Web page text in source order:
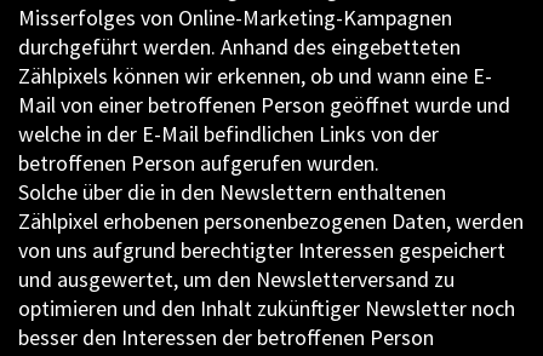
Misserfolges von Online-Marketing-Kampagnen
durchgeführt werden. Anhand des eingebetteten
Zählpixels können wir erkennen, ob und wann eine E-
Mail von einer betroffenen Person geöffnet wurde und
welche in der E-Mail befindlichen Links von der
betroffenen Person aufgerufen wurden.
Solche über die in den Newslettern enthaltenen
Zählpixel erhobenen personenbezogenen Daten, werden
von uns aufgrund berechtigter Interessen gespeichert
und ausgewertet, um den Newsletterversand zu
optimieren und den Inhalt zukünftiger Newsletter noch
besser den Interessen der betroffenen Person